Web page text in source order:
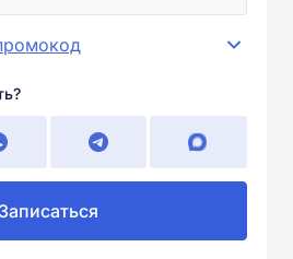
Записаться